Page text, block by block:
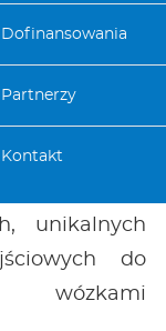
Dofinansowania
Partnerzy
Kontakt
produkcję
unikalnych
do
wózkami